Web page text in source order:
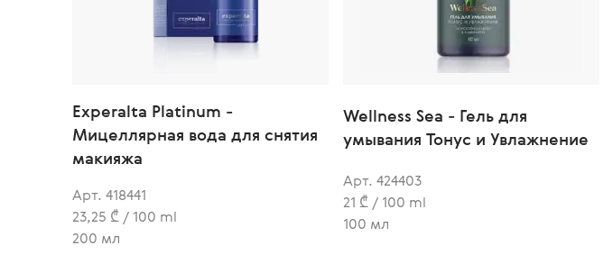
Experalta Platinum -
Мицеллярная вода для снятия
макияжа
Арт. 418441
23,25 ₾ / 100 ml
200 мл
Wellness Sea - Гель для
умывания Тонус и Увлажнение
Арт. 424403
21 ₾ / 100 ml
100 мл